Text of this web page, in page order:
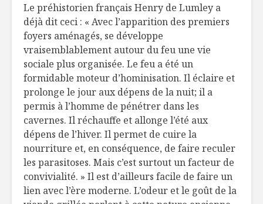
Le préhistorien français Henry de Lumley a
déjà dit ceci : « Avec l’apparition des premiers
foyers aménagés, se développe
vraisemblablement autour du feu une vie
sociale plus organisée. Le feu a été un
formidable moteur d’hominisation. Il éclaire et
prolonge le jour aux dépens de la nuit; il a
permis à l’homme de pénétrer dans les
cavernes. Il réchauffe et allonge l’été aux
dépens de l’hiver. Il permet de cuire la
nourriture et, en conséquence, de faire reculer
les parasitoses. Mais c’est surtout un facteur de
convivialité. » Il est d’ailleurs facile de faire un
lien avec l’ère moderne. L’odeur et le goût de la